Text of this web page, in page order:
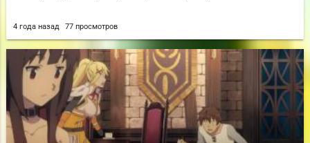
4 года назад 77 просмотров